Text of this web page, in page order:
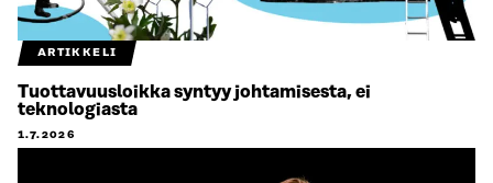
ARTIKKELI
Tuottavuusloikka syntyy johtamisesta, ei
teknologiasta
1.7.2026